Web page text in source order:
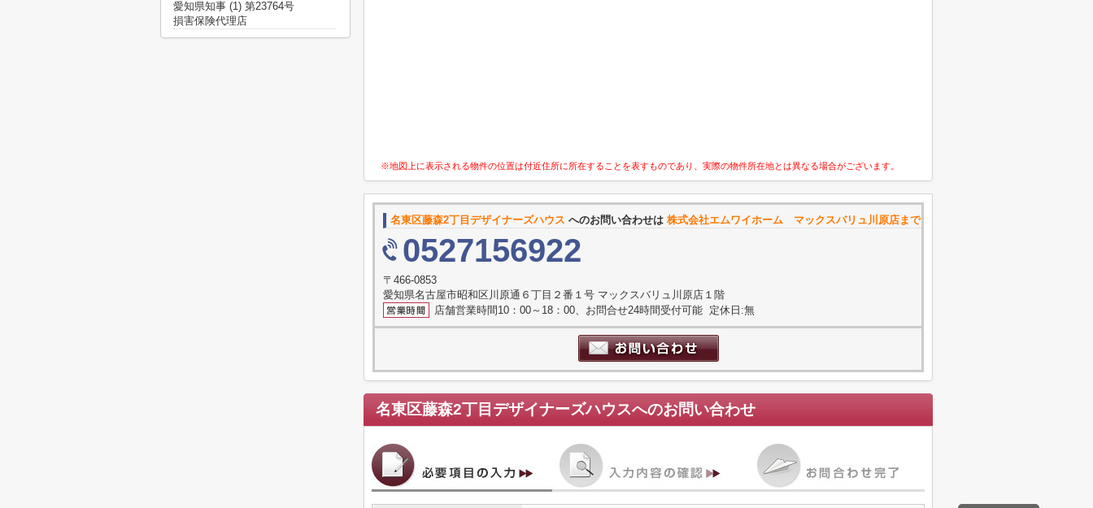
※地図上に表示される物件の位置は付近住所に所在することを表すものであり、実際の物件所在地とは異なる場合がございます。
名東区藤森2丁目デザイナーズハウス へのお問い合わせは 株式会社エムワイホーム マックスバリュ川原店まで
0527156922
〒466-0853
愛知県名古屋市昭和区川原通６丁目２番１号 マックスバリュ川原店１階
店舗営業時間10：00～18：00、お問合せ24時間受付可能 定休日:無
名東区藤森2丁目デザイナーズハウスへのお問い合わせ
愛知県知事 (1) 第23764号
損害保険代理店